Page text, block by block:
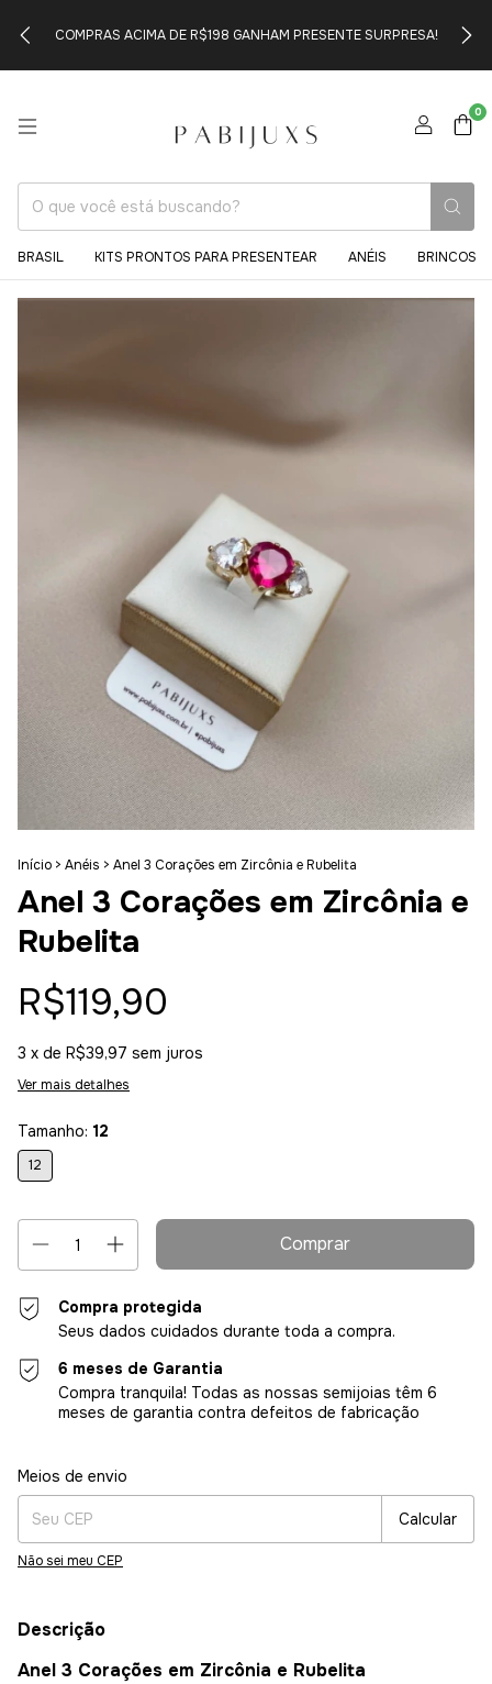
COMPRAS ACIMA DE R$198 GANHAM PRESENTE SURPRESA!
0
BRASIL KITS PRONTOS PARA PRESENTEAR ANÉIS BRINCOS
Início > Anéis > Anel 3 Corações em Zircônia e Rubelita
Anel 3 Corações em Zircônia e
Rubelita
R$119,90
3 x de R$39,97 sem juros
Ver mais detalhes
Tamanho: 12
12
Compra protegida
Seus dados cuidados durante toda a compra.
6 meses de Garantia
Compra tranquila! Todas as nossas semijoias têm 6
meses de garantia contra defeitos de fabricação
Entregas para o CEP:
Meios de envio
Calcular
Não sei meu CEP
Descrição
Anel 3 Corações em Zircônia e Rubelita